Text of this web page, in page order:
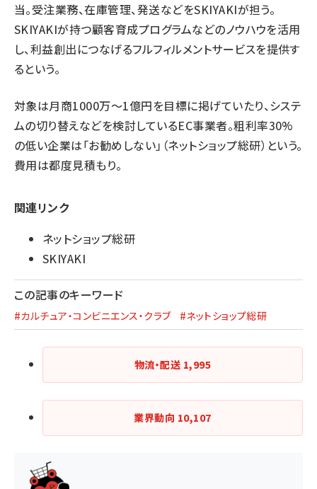
当。受注業務、在庫管理、発送などをSKIYAKIが担う。
SKIYAKIが持つ顧客育成プログラムなどのノウハウを活用
し、利益創出につなげるフルフィルメントサービスを提供す
るという。
対象は月商1000万～1億円を目標に掲げていたり、システ
ムの切り替えなどを検討しているEC事業者。粗利率30%
の低い企業は「お勧めしない」（ネットショップ総研）という。
費用は都度見積もり。
関連リンク
ネットショップ総研
SKIYAKI
この記事のキーワード
#カルチュア・コンビニエンス・クラブ #ネットショップ総研
物流・配送 1,995
業界動向 10,107